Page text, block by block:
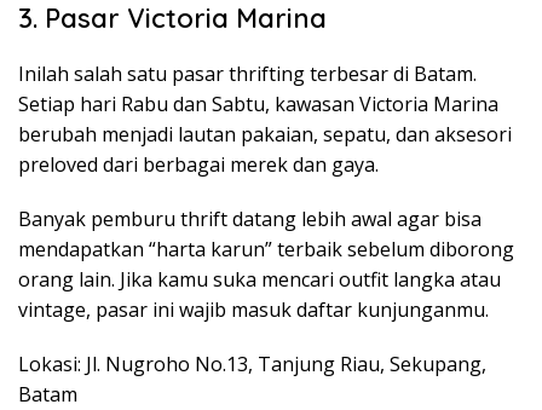
3. Pasar Victoria Marina
Inilah salah satu pasar thrifting terbesar di Batam.
Setiap hari Rabu dan Sabtu, kawasan Victoria Marina
berubah menjadi lautan pakaian, sepatu, dan aksesori
preloved dari berbagai merek dan gaya.
Banyak pemburu thrift datang lebih awal agar bisa
mendapatkan “harta karun” terbaik sebelum diborong
orang lain. Jika kamu suka mencari outfit langka atau
vintage, pasar ini wajib masuk daftar kunjunganmu.
Lokasi: Jl. Nugroho No.13, Tanjung Riau, Sekupang,
Batam